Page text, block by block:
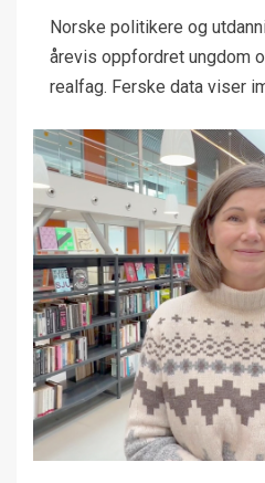
Norske politikere og
årevis oppfordret ungdom
realfag. Ferske data viser